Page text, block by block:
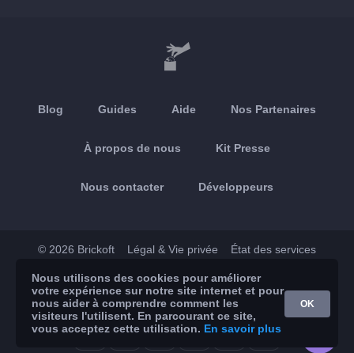
Blog Guides Aide Nos Partenaires
À propos de nous Kit Presse
Nous contacter Développeurs
© 2026 Brickoft Légal & Vie privée État des services
App Store Google Play
Nous utilisons des cookies pour améliorer
votre expérience sur notre site internet et pour
nous aider à comprendre comment les
visiteurs l'utilisent. En parcourant ce site,
vous acceptez cette utilisation. En savoir plus
OK